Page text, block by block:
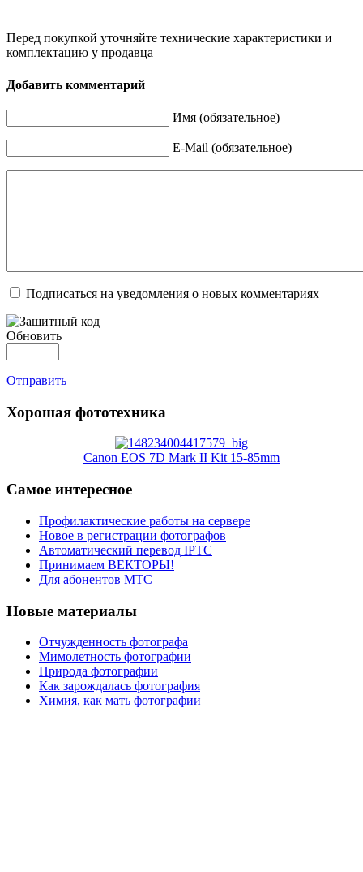
Перед покупкой уточняйте технические характеристики и
комплектацию у продавца
Добавить комментарий
Имя (обязательное)
E-Mail (обязательное)
Подписаться на уведомления о новых комментариях
Обновить
Отправить
Хорошая фототехника
Canon EOS 7D Mark II Kit 15-85mm
Самое интересное
Профилактические работы на сервере
Новое в регистрации фотографов
Автоматический перевод IPTC
Принимаем ВЕКТОРЫ!
Для абонентов МТС
Новые материалы
Отчужденность фотографа
Мимолетность фотографии
Природа фотографии
Как зарождалась фотография
Химия, как мать фотографии